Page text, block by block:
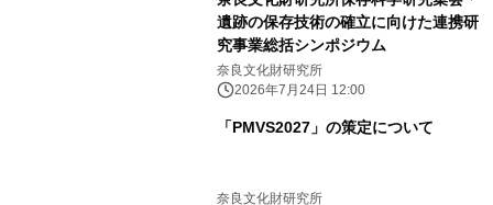
遺跡の保存技術の確立に向けた連携研
究事業総括シンポジウム
奈良文化財研究所
2026年7月24日 12:00
「PMVS2027」の策定について
奈良文化財研究所